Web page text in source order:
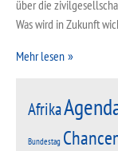
über die
Was wird in Zukunft
Mehr lesen
Afrika
Bundestag